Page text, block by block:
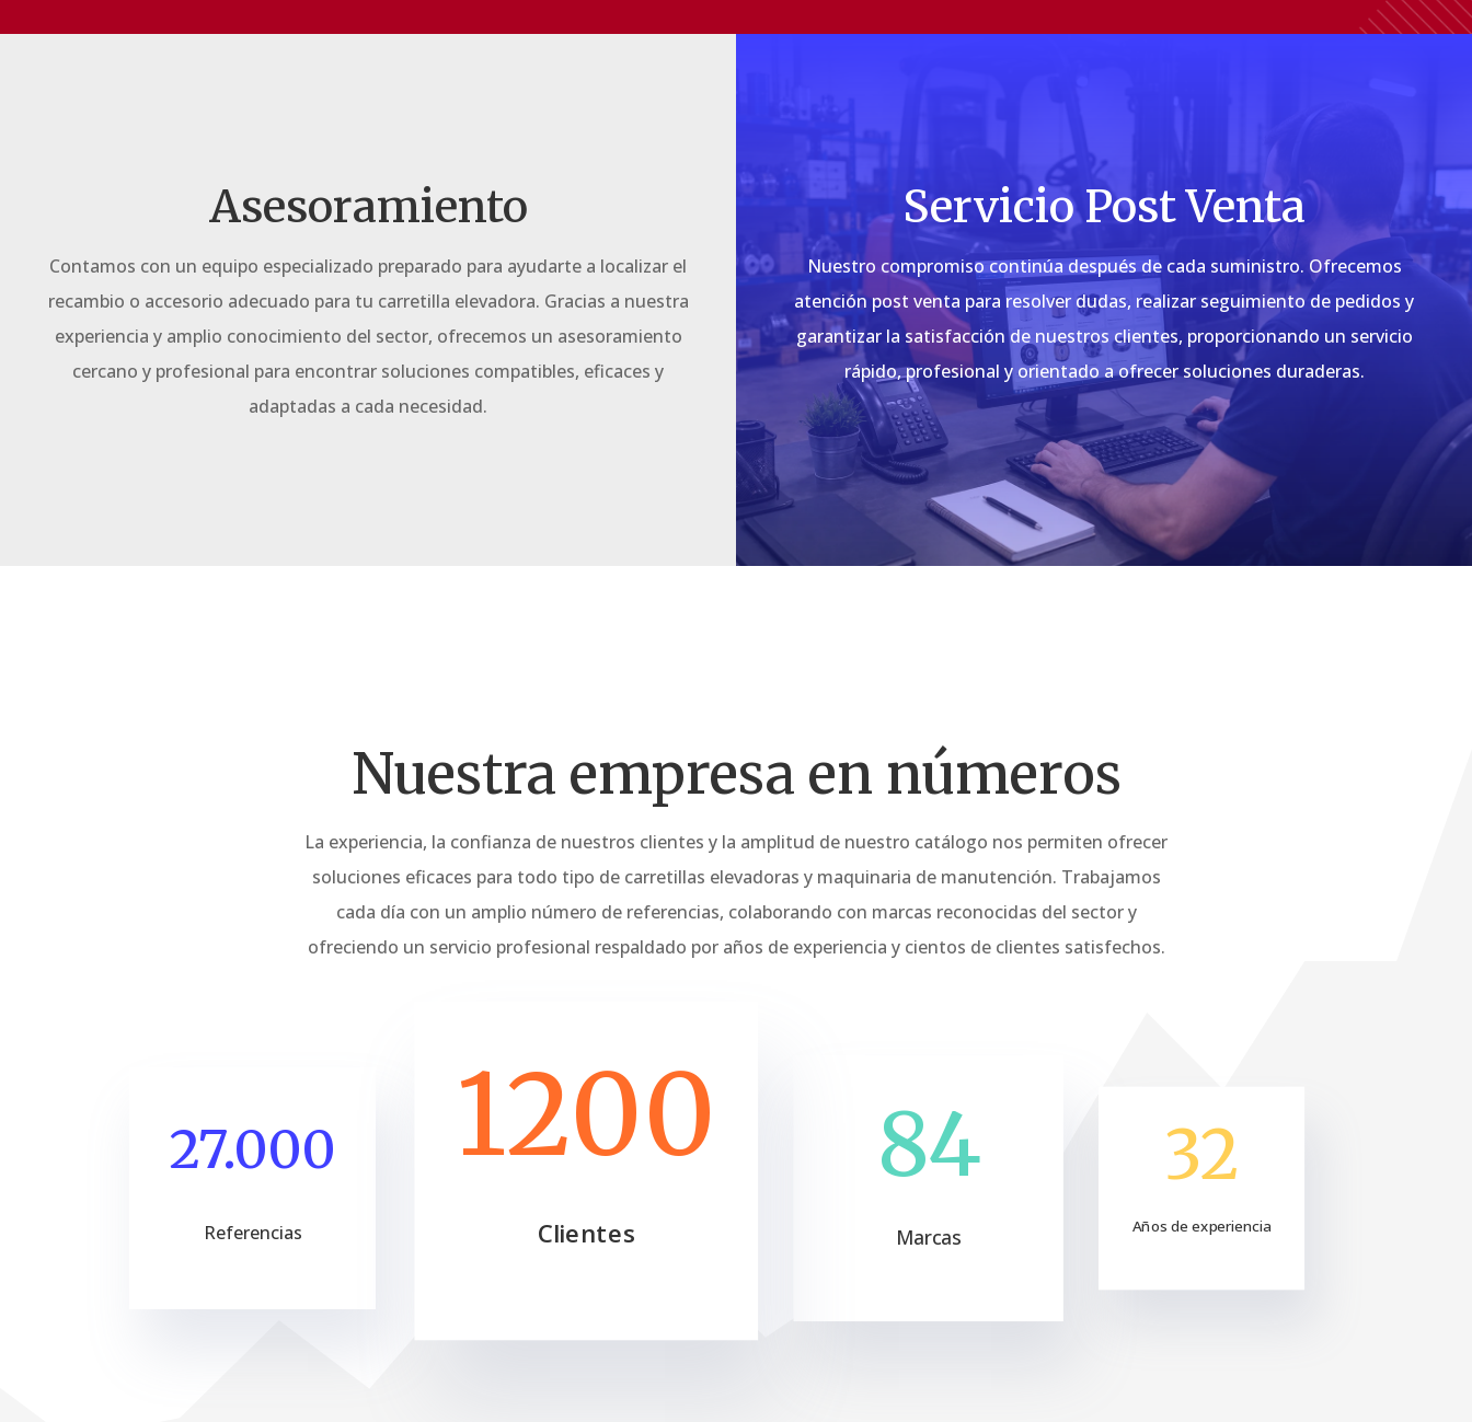
Asesoramiento
Contamos con un equipo especializado preparado para ayudarte a localizar el
recambio o accesorio adecuado para tu carretilla elevadora. Gracias a nuestra
experiencia y amplio conocimiento del sector, ofrecemos un asesoramiento
cercano y profesional para encontrar soluciones compatibles, eficaces y
adaptadas a cada necesidad.
Servicio Post Venta
Nuestro compromiso continúa después de cada suministro. Ofrecemos
atención post venta para resolver dudas, realizar seguimiento de pedidos y
garantizar la satisfacción de nuestros clientes, proporcionando un servicio
rápido, profesional y orientado a ofrecer soluciones duraderas.
Nuestra empresa en números
La experiencia, la confianza de nuestros clientes y la amplitud de nuestro catálogo nos permiten ofrecer
soluciones eficaces para todo tipo de carretillas elevadoras y maquinaria de manutención. Trabajamos
cada día con un amplio número de referencias, colaborando con marcas reconocidas del sector y
ofreciendo un servicio profesional respaldado por años de experiencia y cientos de clientes satisfechos.
27.000
Referencias
1200
Clientes
84
Marcas
32
Años de experiencia